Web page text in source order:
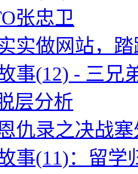
张忠卫
实做网站，
事(12) - 三兄
层分析
仇录之决战
事(11)：留学